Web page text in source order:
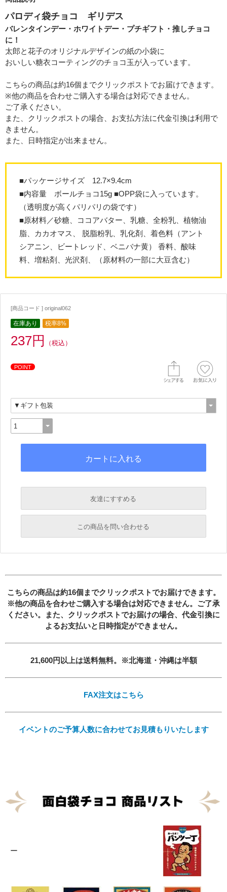
パロディ袋チョコ ギリデス
バレンタインデー・ホワイトデー・プチギフト・推しチョコ
に！
太郎と花子のオリジナルデザインの紙の小袋に
おいしい糖衣コーティングのチョコ玉が入っています。
こちらの商品は約16個までクリックポストでお届けできます。
※他の商品を合わせご購入する場合は対応できません。
ご了承ください。
また、クリックポストの場合、お支払方法に代金引換は利用で
きません。
また、日時指定が出来ません。
■パッケージサイズ 12.7×9.4cm
■内容量 ボールチョコ15g ■OPP袋に入っています。
（透明度が高くパリパリの袋です）
■原材料／砂糖、ココアバター、乳糖、全粉乳、植物油
脂、カカオマス、 脱脂粉乳、乳化剤、着色料（アント
シアニン、ビートレッド、ベニバナ黄） 香料、酸味
料、増粘剤、光沢剤、（原材料の一部に大豆含む）
[商品コード ] original062
在庫あり 税率8%
237円 （税込）
POINT
友達にすすめる
必須
この商品を問い合わせる
プライバシーポリシーを確認しました。
こちらの商品は約16個までクリックポストでお届けできます。
※他の商品を合わせご購入する場合は対応できません。ご了承
ください。また、クリックポストでお届けの場合、 代金引換に
よるお支払いと日時指定ができません。
21,600円以上は送料無料。※北海道・沖縄は半額
FAX注文はこちら
イベントのご予算人数に合わせてお見積もりいたします
ー